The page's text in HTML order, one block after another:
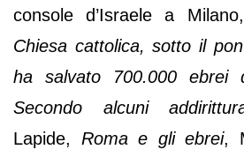
console d’Israele a
Chiesa cattolica, sotto il
ha salvato 700.000 ebrei
Secondo alcuni
Lapide, Roma e gli ebrei,